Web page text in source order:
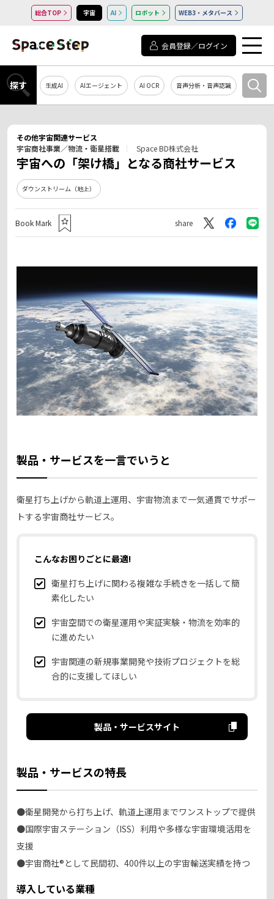
総合TOP 宇宙 AI ロボット WEB3・メタバース
会員登録／ログイン
探す 生成AI AIエージェント AI OCR 音声分析・音声認識 教育・
その他宇宙関連サービス
宇宙商社事業／物流・衛星搭載
Space BD株式会社
宇宙への「架け橋」となる商社サービス
ダウンストリーム（地上）
Book Mark share
製品・サービスを一言でいうと
衛星打ち上げから軌道上運用、宇宙物流まで一気通貫でサポー
トする宇宙商社サービス。
こんなお困りごとに最適!
衛星打ち上げに関わる複雑な手続きを一括して簡
素化したい
宇宙空間での衛星運用や実証実験・物流を効率的
に進めたい
宇宙関連の新規事業開発や技術プロジェクトを総
合的に支援してほしい
製品・サービスサイト
製品・サービスの特長
●衛星開発から打ち上げ、軌道上運用までワンストップで提供
●国際宇宙ステーション（ISS）利用や多様な宇宙環境活用を
支援
●宇宙商社®として民間初、400件以上の宇宙輸送実績を持つ
導入している業種